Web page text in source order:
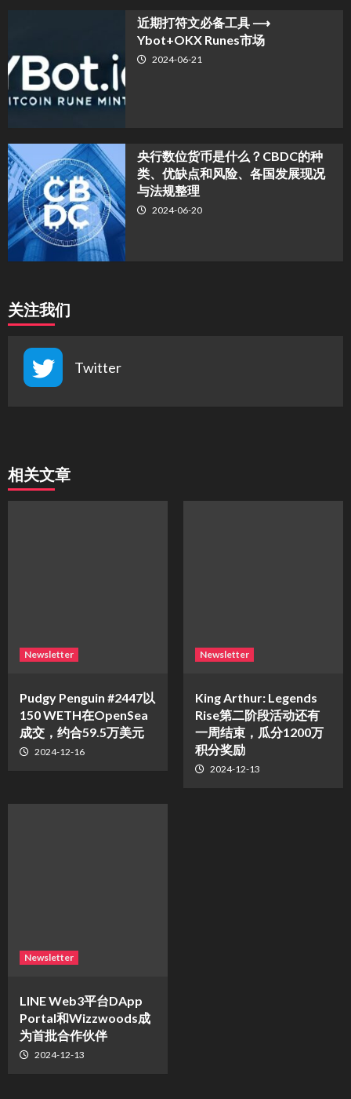
近期打符文必备工具 ⟶
Ybot+OKX Runes市场
2024-06-21
央行数位货币是什么？CBDC的种
类、优缺点和风险、各国发展现况
与法规整理
2024-06-20
关注我们
Twitter
相关文章
Newsletter
Pudgy Penguin #2447以
150 WETH在OpenSea
成交，约合59.5万美元
2024-12-16
Newsletter
King Arthur: Legends
Rise第二阶段活动还有
一周结束，瓜分1200万
积分奖励
2024-12-13
Newsletter
LINE Web3平台DApp
Portal和Wizzwoods成
为首批合作伙伴
2024-12-13